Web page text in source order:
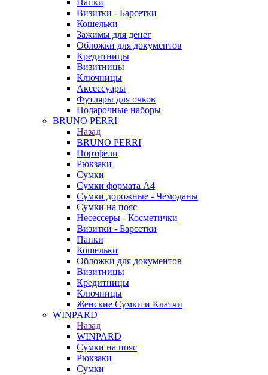
Папки
Визитки - Барсетки
Кошельки
Зажимы для денег
Обложки для документов
Кредитницы
Визитницы
Ключницы
Аксессуары
Футляры для очков
Подарочные наборы
BRUNO PERRI
Назад
BRUNO PERRI
Портфели
Рюкзаки
Сумки
Сумки формата А4
Сумки дорожные - Чемоданы
Сумки на пояс
Несессеры - Косметички
Визитки - Барсетки
Папки
Кошельки
Обложки для документов
Визитницы
Кредитницы
Ключницы
Женские Сумки и Клатчи
WINPARD
Назад
WINPARD
Сумки на пояс
Рюкзаки
Сумки